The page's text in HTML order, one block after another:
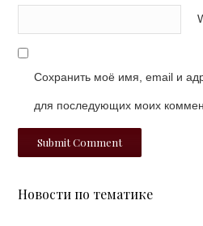
Сохранить моё имя, email и
для последующих моих
Новости по тематике